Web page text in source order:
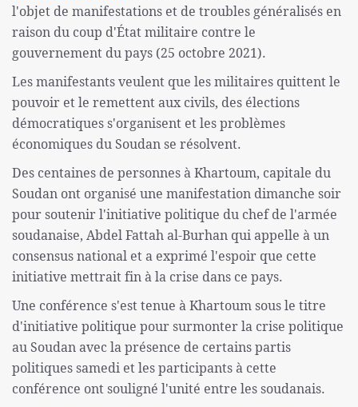
l'objet de manifestations et de troubles généralisés en
raison du coup d'État militaire contre le
gouvernement du pays (25 octobre 2021).
Les manifestants veulent que les militaires quittent le
pouvoir et le remettent aux civils, des élections
démocratiques s'organisent et les problèmes
économiques du Soudan se résolvent.
Des centaines de personnes à Khartoum, capitale du
Soudan ont organisé une manifestation dimanche soir
pour soutenir l'initiative politique du chef de l'armée
soudanaise, Abdel Fattah al-Burhan qui appelle à un
consensus national et a exprimé l'espoir que cette
initiative mettrait fin à la crise dans ce pays.
Une conférence s'est tenue à Khartoum sous le titre
d'initiative politique pour surmonter la crise politique
au Soudan avec la présence de certains partis
politiques samedi et les participants à cette
conférence ont souligné l'unité entre les soudanais.